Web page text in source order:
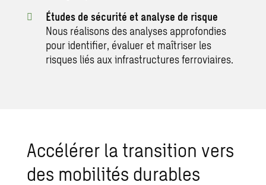
Études de sécurité et analyse de risque
Nous réalisons des analyses approfondies
pour identifier, évaluer et maîtriser les
risques liés aux infrastructures ferroviaires.
Accélérer la transition vers
des mobilités durables